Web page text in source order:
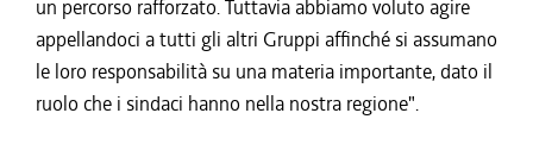
un percorso rafforzato. Tuttavia abbiamo voluto agire
appellandoci a tutti gli altri Gruppi affinché si assumano
le loro responsabilità su una materia importante, dato il
ruolo che i sindaci hanno nella nostra regione".